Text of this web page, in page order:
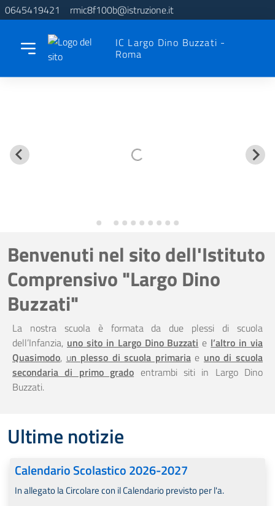
0645419421 rmic8f100b@istruzione.it
IC Largo Dino Buzzati -
Roma
Benvenuti nel sito dell'Istituto
Comprensivo "Largo Dino
Buzzati"
La nostra scuola è formata da due plessi di scuola
dell’Infanzia, uno sito in Largo Dino Buzzati e l’altro in via
Quasimodo, un plesso di scuola primariae uno di scuola
secondaria di primo grado entrambi siti in Largo Dino
Buzzati.
Ultime notizie
Calendario Scolastico 2026-2027
In allegato la Circolare con il Calendario previsto per l'a.